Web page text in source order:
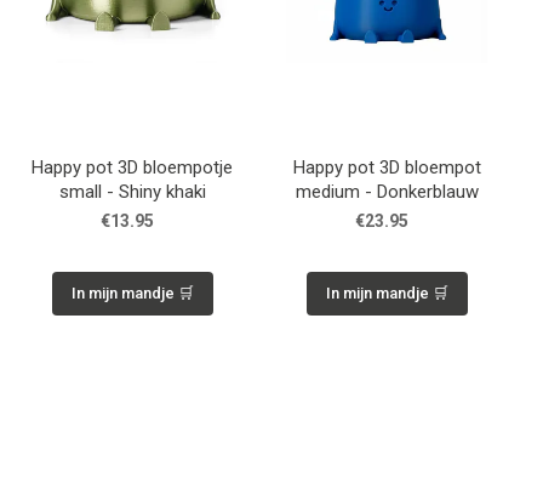
Happy pot 3D bloempotje
small - Shiny khaki
€13.95
In mijn mandje 🛒
Happy pot 3D bloempot
medium - Donkerblauw
€23.95
In mijn mandje 🛒